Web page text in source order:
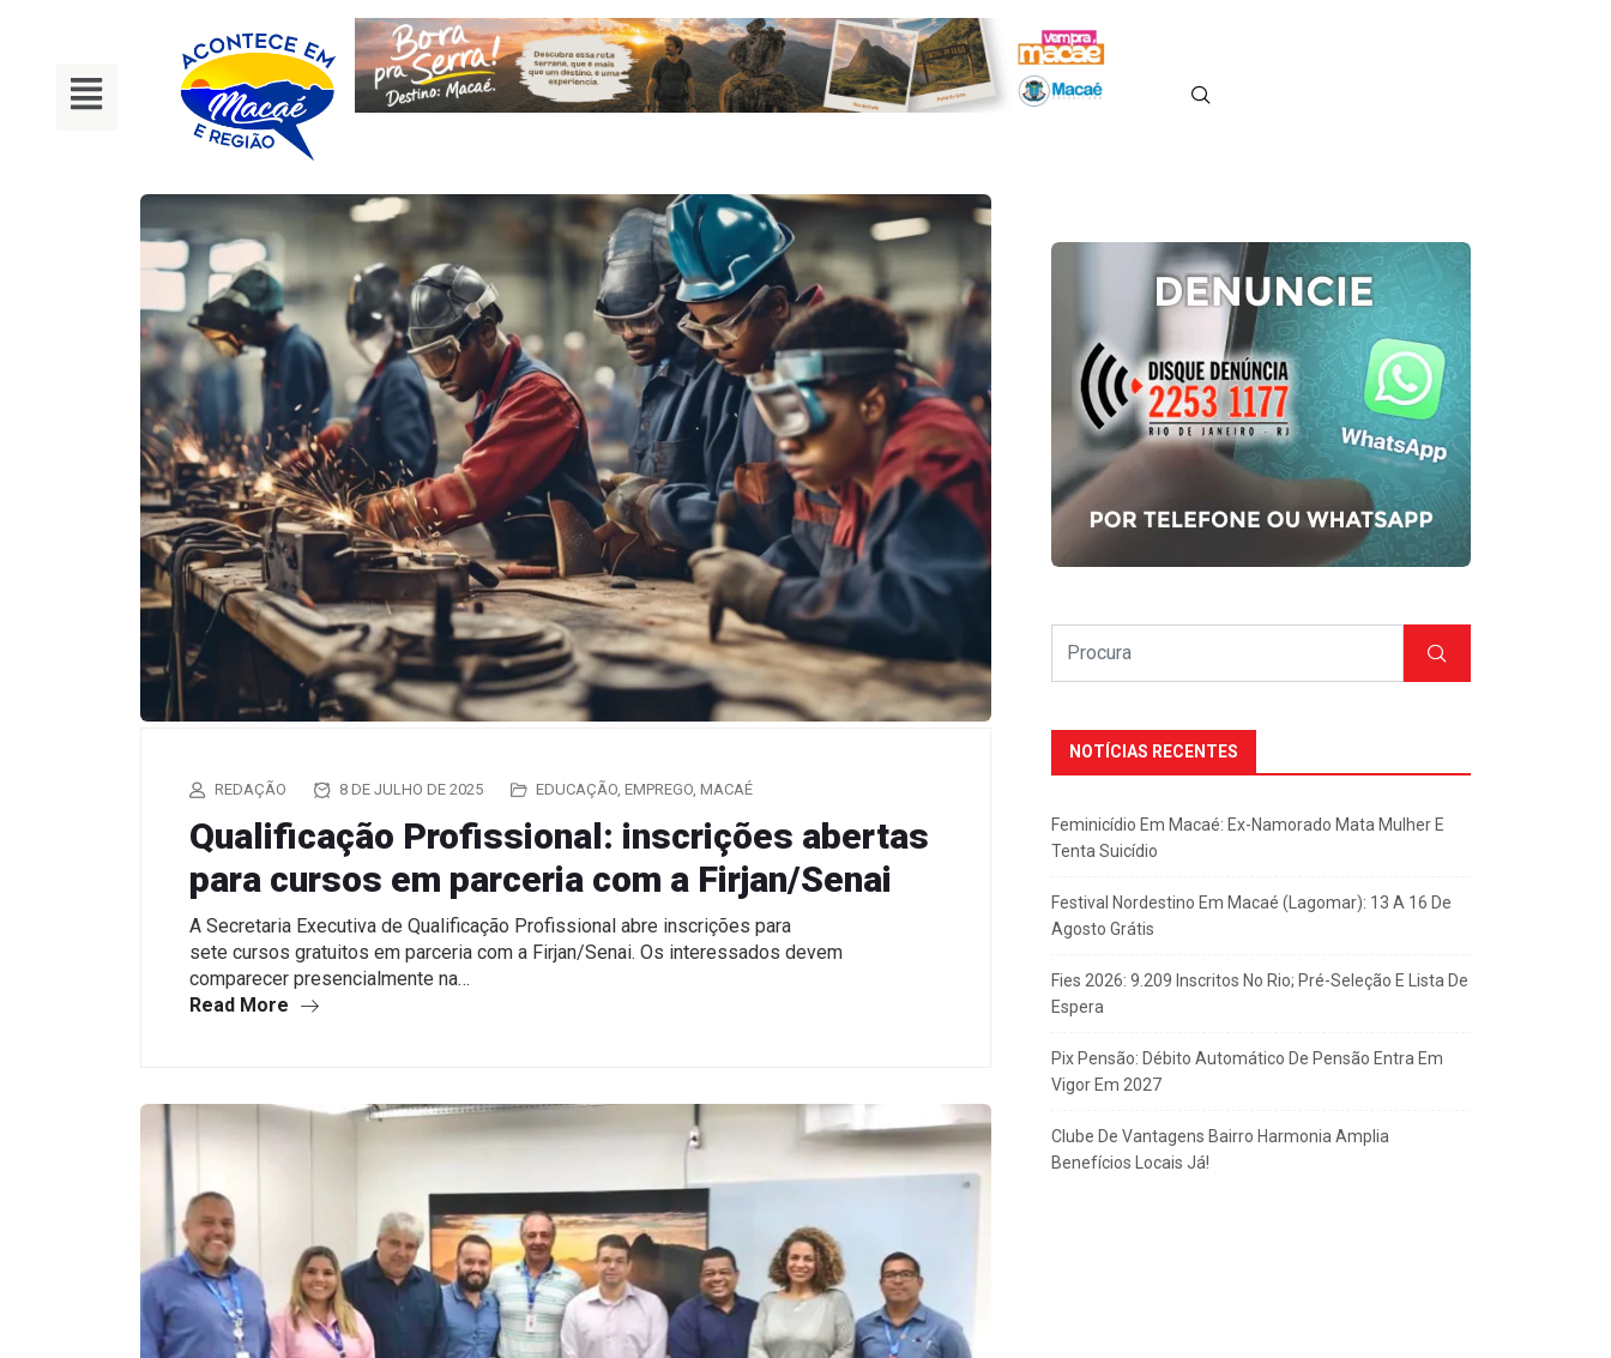
REDAÇÃO 8 DE JULHO DE 2025 EDUCAÇÃO EMPREGO MACAÉ
Qualificação Profissional: inscrições abertas
para cursos em parceria com a Firjan/Senai
A Secretaria Executiva de Qualificação Profissional abre inscrições para
sete cursos gratuitos em parceria com a Firjan/Senai. Os interessados devem
comparecer presencialmente na…
Read More
NOTÍCIAS RECENTES
Feminicídio Em Macaé: Ex-Namorado Mata Mulher E
Tenta Suicídio
Festival Nordestino Em Macaé (Lagomar): 13 A 16 De
Agosto Grátis
Fies 2026: 9.209 Inscritos No Rio; Pré-Seleção E Lista De
Espera
Pix Pensão: Débito Automático De Pensão Entra Em
Vigor Em 2027
Clube De Vantagens Bairro Harmonia Amplia
Benefícios Locais Já!